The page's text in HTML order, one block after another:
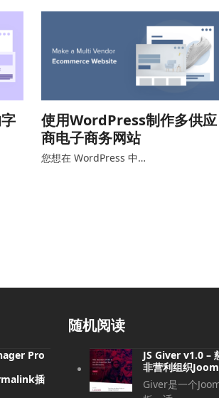
使用WordPress制作多供应
商电子商务网站
您想在 WordPress 中…
Pro
插
随机阅读
JS Giver v1.0 –
非营利组织
Giver是一个